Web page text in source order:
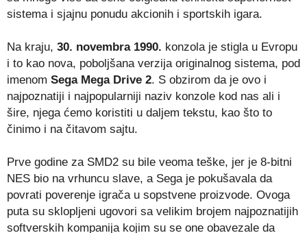
sistema i sjajnu ponudu akcionih i sportskih igara.
Na kraju, 30. novembra 1990. konzola je stigla u Evropu
i to kao nova, poboljšana verzija originalnog sistema, pod
imenom Sega Mega Drive 2. S obzirom da je ovo i
najpoznatiji i najpopularniji naziv konzole kod nas ali i
šire, njega ćemo koristiti u daljem tekstu, kao što to
činimo i na čitavom sajtu.
Prve godine za SMD2 su bile veoma teške, jer je 8-bitni
NES bio na vrhuncu slave, a Sega je pokušavala da
povrati poverenje igrača u sopstvene proizvode. Ovoga
puta su sklopljeni ugovori sa velikim brojem najpoznatijih
softverskih kompanija kojim su se one obavezale da